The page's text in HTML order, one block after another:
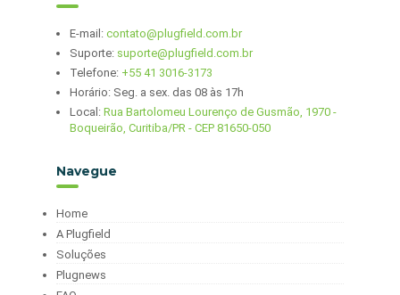
E-mail:contato@plugfield.com.br
Suporte: suporte@plugfield.com.br
Telefone: +55 41 3016-3173
Horário: Seg. a sex. das 08 às 17h
Local:Rua Bartolomeu Lourenço de Gusmão, 1970 -
Boqueirão, Curitiba/PR - CEP 81650-050
Navegue
Home
A Plugfield
Soluções
Plugnews